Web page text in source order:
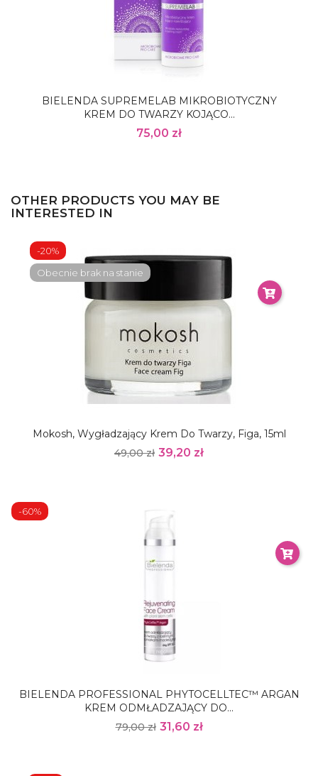
BIELENDA SUPREMELAB MIKROBIOTYCZNY
KREM DO TWARZY KOJĄCO...
75,00 zł
OTHER PRODUCTS YOU MAY BE
INTERESTED IN
Mokosh, Wygładzający Krem Do Twarzy, Figa, 15ml
49,00 zł 39,20 zł
-20%
Obecnie brak na stanie
BIELENDA PROFESSIONAL PHYTOCELLTEC™ ARGAN
KREM ODMŁADZAJĄCY DO...
79,00 zł 31,60 zł
-60%